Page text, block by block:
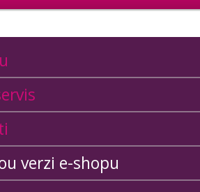
verzi e-shopu